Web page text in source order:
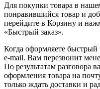
Для покупки товара в
понравившийся товар и
перейдите в Корзину и
«Быстрый заказ».
Когда оформляете
e-mail. Вам перезвонит
По результатам разговора
оформления товара на
только ждать доставки и